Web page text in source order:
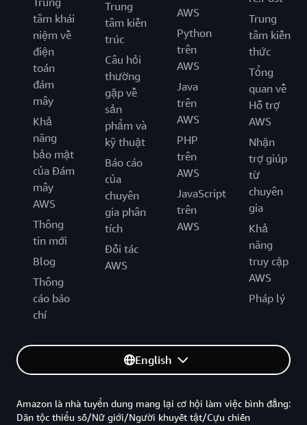
tâm khái
niệm về
điện
toán
đám
mây
Khả
năng
bảo mật
của Đám
mây
AWS
Thông
tin mới
Blog
Thông
cáo báo
chí
Trung
tâm kiến
trúc
Câu hỏi
thường
gặp về
sản
phẩm và
kỹ thuật
Báo cáo
của
chuyên
gia phân
tích
Đối tác
AWS
AWS
Python
trên
AWS
Java
trên
AWS
PHP
trên
AWS
JavaScript
trên
AWS
Trung
tâm kiến
thức
Tổng
quan về
Hỗ trợ
AWS
Nhận
trợ giúp
từ
chuyên
gia
Khả
năng
truy cập
AWS
Pháp lý
English
Amazon là nhà tuyển dung mang lại cơ hội làm việc bình đẳng:
Dân tộc thiểu số/Nữ giới/Người khuyết tật/Cựu chiến